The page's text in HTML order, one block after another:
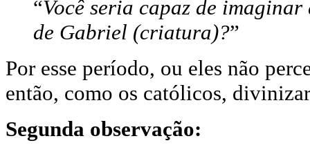
“Você seria capaz de
de Gabriel (criatura)?”
Por esse período, ou eles não
então, como os católicos,
Segunda observação: